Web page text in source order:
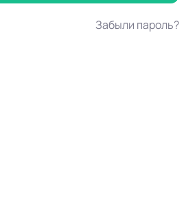
Забыли пароль?